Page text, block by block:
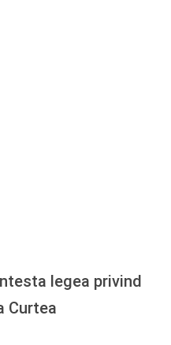
legea privind
Curtea